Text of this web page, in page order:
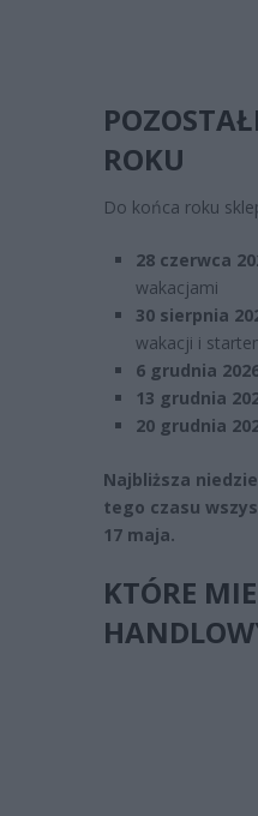
ROKU
Do końca roku
28 czerwca
wakacjami
30 sierpnia
wakacji i
6 grudnia
13 grudnia
20 grudnia
Najbliższa
tego czasu
17 maja.
KTÓRE